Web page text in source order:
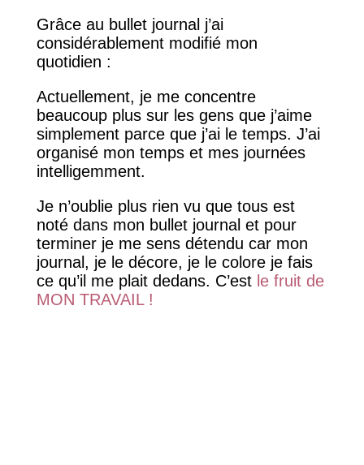
Grâce au bullet journal j’ai
considérablement modifié mon
quotidien :
Actuellement, je me concentre
beaucoup plus sur les gens que j’aime
simplement parce que j’ai le temps. J’ai
organisé mon temps et mes journées
intelligemment.
Je n’oublie plus rien vu que tous est
noté dans mon bullet journal et pour
terminer je me sens détendu car mon
journal, je le décore, je le colore je fais
ce qu’il me plait dedans. C’est le fruit de
MON TRAVAIL !